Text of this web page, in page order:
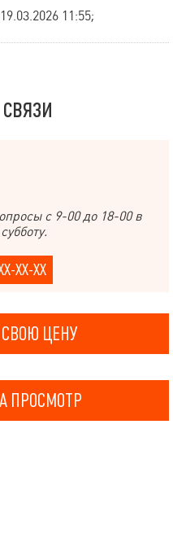
19.03.2026 11:55;
с 9-00 до 18-00 в
XX-XX
ЦЕНУ
ПРОСМОТР